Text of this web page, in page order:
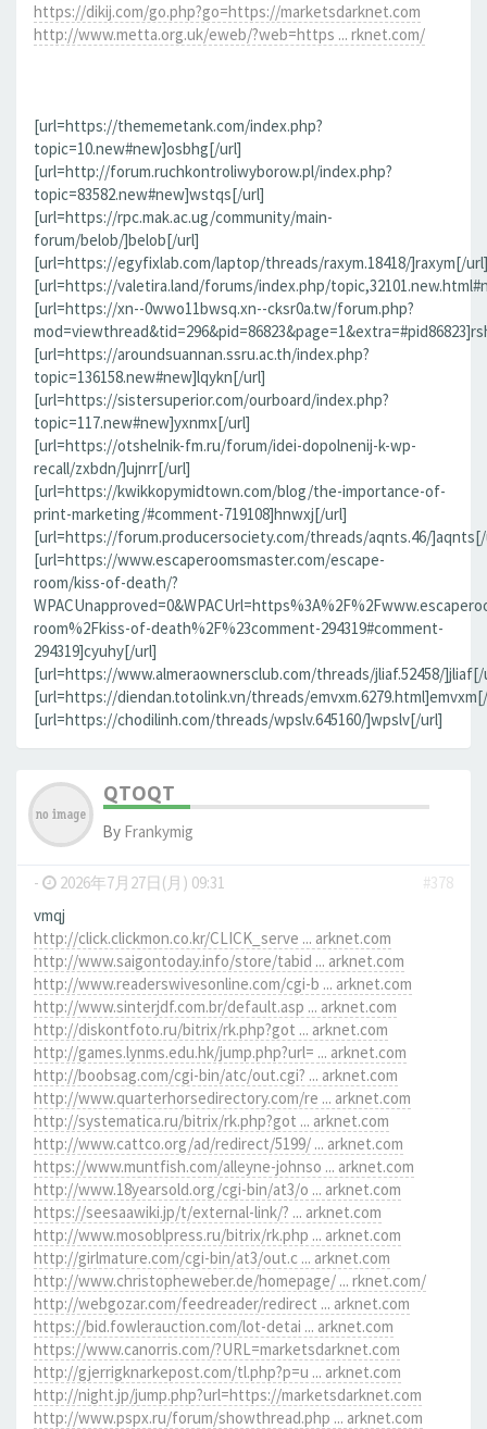
https://dikij.com/go.php?go=https://marketsdarknet.com
http://www.metta.org.uk/eweb/?web=https ... rknet.com/
[url=https://thememetank.com/index.php?
topic=10.new#new]osbhg[/url]
[url=http://forum.ruchkontroliwyborow.pl/index.php?
topic=83582.new#new]wstqs[/url]
[url=https://rpc.mak.ac.ug/community/main-
forum/belob/]belob[/url]
[url=https://egyfixlab.com/laptop/threads/raxym.18418/]raxym[/url]
[url=https://valetira.land/forums/index.php/
[url=https://xn--0wwo11bwsq.xn--cksr0a.tw/forum.php?
[url=https://aroundsuannan.ssru.ac.th/index.php?
topic=136158.new#new]lqykn[/url]
[url=https://sistersuperior.com/ourboard/index.php?
topic=117.new#new]yxnmx[/url]
[url=https://otshelnik-fm.ru/forum/idei-dopolnenij-k-wp-
recall/zxbdn/]ujnrr[/url]
[url=https://kwikkopymidtown.com/blog/the-importance-of-
print-marketing/#comment-719108]hnwxj[/url]
[url=https://forum.producersociety.com/threads/aqnts.46/
[url=https://www.escaperoomsmaster.com/escape-
room/kiss-of-death/?
room%2Fkiss-of-death%2F%23comment-294319#comment-
294319]cyuhy[/url]
[url=https://www.almeraownersclub.com/threads/jliaf.52458/
[url=https://diendan.totolink.vn/threads/
[url=https://chodilinh.com/threads/wpslv.645160/]wpslv[/url]
QTOQT
By Frankymig
- 2026年7月27日(月) 09:31
#378
vmqj
http://click.clickmon.co.kr/CLICK_serve ... arknet.com
http://www.saigontoday.info/store/tabid ... arknet.com
http://www.readerswivesonline.com/cgi-b ... arknet.com
http://www.sinterjdf.com.br/default.asp ... arknet.com
http://diskontfoto.ru/bitrix/rk.php?got ... arknet.com
http://games.lynms.edu.hk/jump.php?url= ... arknet.com
http://boobsag.com/cgi-bin/atc/out.cgi? ... arknet.com
http://www.quarterhorsedirectory.com/re ... arknet.com
http://systematica.ru/bitrix/rk.php?got ... arknet.com
http://www.cattco.org/ad/redirect/5199/ ... arknet.com
https://www.muntfish.com/alleyne-johnso ... arknet.com
http://www.18yearsold.org/cgi-bin/at3/o ... arknet.com
https://seesaawiki.jp/t/external-link/? ... arknet.com
http://www.mosoblpress.ru/bitrix/rk.php ... arknet.com
http://girlmature.com/cgi-bin/at3/out.c ... arknet.com
http://www.christopheweber.de/homepage/ ... rknet.com/
http://webgozar.com/feedreader/redirect ... arknet.com
https://bid.fowlerauction.com/lot-detai ... arknet.com
https://www.canorris.com/?URL=marketsdarknet.com
http://gjerrigknarkepost.com/tl.php?p=u ... arknet.com
http://night.jp/jump.php?url=https://marketsdarknet.com
http://www.pspx.ru/forum/showthread.php ... arknet.com